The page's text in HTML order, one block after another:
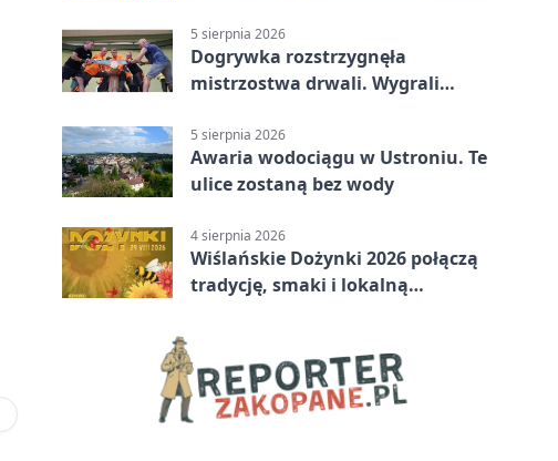
5 sierpnia 2026
Dogrywka rozstrzygnęła
mistrzostwa drwali. Wygrali
5 sierpnia 2026
Awaria wodociągu w Ustroniu. Te
ulice zostaną bez wody
4 sierpnia 2026
Wiślańskie Dożynki 2026 połączą
tradycję, smaki i lokalną